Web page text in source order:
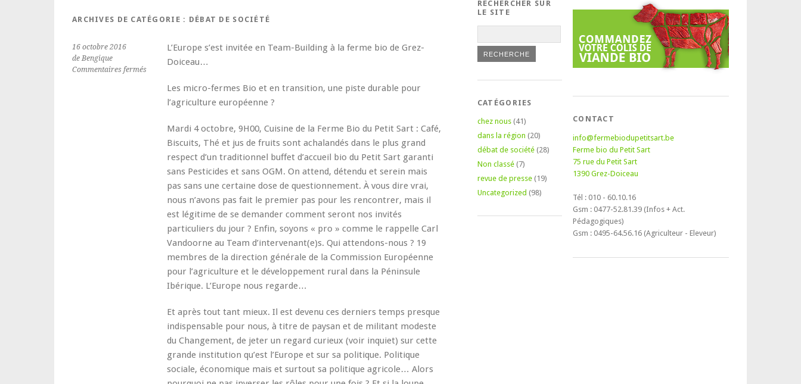
ARCHIVES DE CATÉGORIE : DÉBAT DE SOCIÉTÉ
16 octobre 2016
de Bengique
Commentaires ferméssur
européenne
octobre
L’Europe s’est invitée en Team-Building à la ferme bio de Grez-
Doiceau…
Les micro-fermes Bio et en transition, une piste durable pour
l’agriculture européenne ?
Mardi 4 octobre, 9H00, Cuisine de la Ferme Bio du Petit Sart : Café,
Biscuits, Thé et jus de fruits sont achalandés dans le plus grand
respect d’un traditionnel buffet d’accueil bio du Petit Sart garanti
sans Pesticides et sans OGM. On attend, détendu et serein mais
pas sans une certaine dose de questionnement. À vous dire vrai,
nous n’avons pas fait le premier pas pour les rencontrer, mais il
est légitime de se demander comment seront nos invités
particuliers du jour ? Enfin, soyons « pro » comme le rappelle Carl
Vandoorne au Team d’intervenant(e)s. Qui attendons-nous ? 19
membres de la direction générale de la Commission Européenne
pour l’agriculture et le développement rural dans la Péninsule
Ibérique. L’Europe nous regarde…
Et après tout tant mieux. Il est devenu ces derniers temps presque
indispensable pour nous, à titre de paysan et de militant modeste
du Changement, de jeter un regard curieux (voir inquiet) sur cette
grande institution qu’est l’Europe et sur sa politique. Politique
sociale, économique mais et surtout sa politique agricole… Alors
RECHERCHER SUR
LE SITE
CATÉGORIES
chez nous(41)
dans la région (20)
débat de société(28)
Non classé(7)
revue de presse(19)
Uncategorized (98)
CONTACT
info@fermebiodupetitsart.be
Ferme bio du Petit Sart
75 rue du Petit Sart
1390 Grez-Doiceau
Tél : 010 - 60.10.16
Gsm : 0477-52.81.39 (Infos + Act.
Pédagogiques)
Gsm : 0495-64.56.16 (Agriculteur - Eleveur)